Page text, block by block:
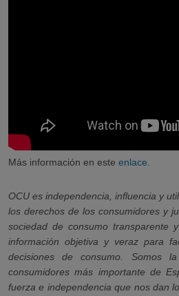
Más información en este enlace.
OCU es independencia, influencia y
los derechos de los consumidores y
sociedad de consumo transparente
información objetiva y veraz para
decisiones de consumo. Somos
consumidores más importante de
fuerza e independencia que nos dan